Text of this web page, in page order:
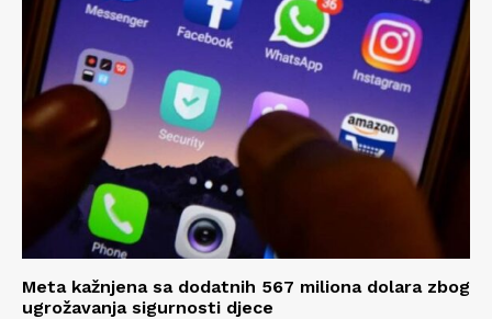
Meta kažnjena sa dodatnih 567 miliona dolara zbog
ugrožavanja sigurnosti djece